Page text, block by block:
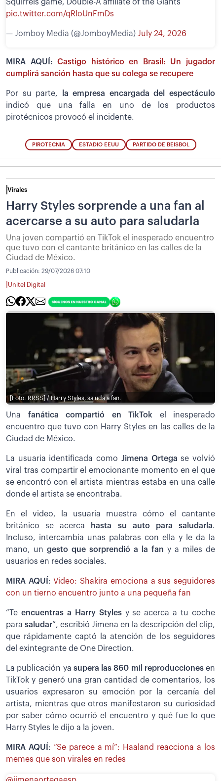
Squirrels game, Double-A affiliate of the Giants
pic.twitter.com/qRloUnFmDs
— Jomboy Media (@JomboyMedia) July 24, 2026
MIRA AQUÍ:Castigo histórico en Brasil: Un jugador
cumplirá sanción hasta que su colega se recupere
Por su parte,
la empresa encargada del espectáculo
indicó que una falla en uno de los productos
pirotécnicos provocó el incidente.
PIROTECNIA ESTADIO EEUU PARTIDO DE BEISBOL
Virales
Harry Styles sorprende a una fan al
acercarse a su auto para saludarla
Una joven compartió en TikTok el inesperado encuentro
que tuvo con el cantante británico en las calles de la
Ciudad de México.
Publicación: 29/07/2026 07:10
Unitel Digital
[Foto: RRSS] / Harry Styles, saluda a fan.
Una fanática compartió en TikTok el inesperado
encuentro que tuvo con Harry Styles en las calles de la
Ciudad de México.
La usuaria identificada como Jimena Ortega se volvió
viral tras compartir el emocionante momento en el que
se encontró con el artista mientras estaba en una calle
donde el artista se encontraba.
En el video, la usuaria muestra cómo el cantante
británico se acerca
hasta su auto para saludarla.
Incluso, intercambia unas palabras con ella y le da la
mano, un gesto que sorprendió a la fan y a miles de
usuarios en redes sociales.
MIRA AQUÍ : Video: Shakira emociona a sus seguidores
con un tierno encuentro junto a una pequeña fan
”Te encuentras a Harry Styles y se acerca a tu coche
para saludar”, escribió Jimena en la descripción del clip,
que rápidamente captó la atención de los seguidores
del exintegrante de One Direction.
La publicación ya supera las 860 mil reproduccionesen
TikTok y generó una gran cantidad de comentarios, los
usuarios expresaron su emoción por la cercanía del
artista, mientras que otros manifestaron su curiosidad
por saber cómo ocurrió el encuentro y qué fue lo que
Harry Styles le dijo a la joven.
MIRA AQUÍ : “Se parece a mí”: Haaland reacciona a los
memes que son virales en redes